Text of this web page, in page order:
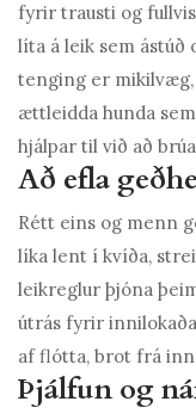
fyrir trausti og
líta á leik sem ástúð
tenging er
ættleidda hunda
hjálpar til við að
Að efla
Rétt eins og menn
líka lent í kvíða,
leikreglur þjóna
útrás fyrir
af flótta, brot frá
Þjálfun og